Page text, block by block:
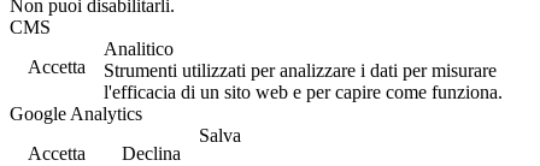
Non puoi disabilitarli.
CMS
Accetta
Analitico
Strumenti utilizzati per analizzare i dati per misurare
l'efficacia di un sito web e per capire come funziona.
Google Analytics
Accetta
Declina
Salva